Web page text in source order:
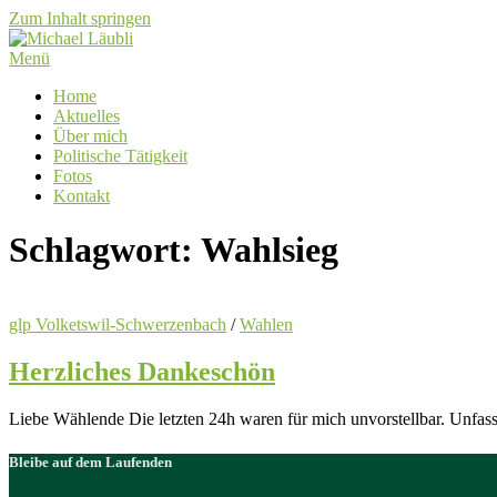
Zum Inhalt springen
Menü
Home
Aktuelles
Über mich
Politische Tätigkeit
Fotos
Kontakt
Schlagwort: Wahlsieg
glp Volketswil-Schwerzenbach /Wahlen
Herzliches Dankeschön
Liebe Wählende Die letzten 24h waren für mich unvorstellbar.
Bleibe auf dem Laufenden